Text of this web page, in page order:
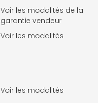
Voir les modalités de la
garantie vendeur
Voir les modalités
Voir les modalités